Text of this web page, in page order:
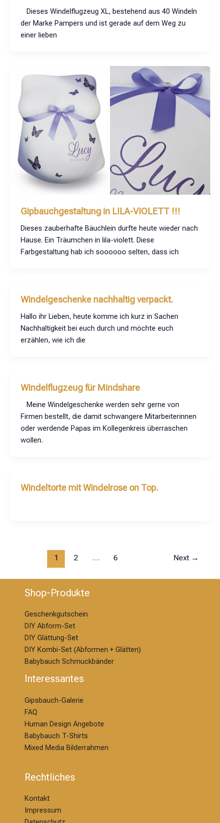
Dieses Windelflugzeug XL, bestehend aus 40 Windeln
der Marke Pampers und ist gerade auf dem Weg zu
einer lieben
Gipbauchgestaltung in LILA-VIOLETT !!!
Dieses zauberhafte Bäuchlein durfte heute wieder nach
Hause. Ein Träumchen in lila-violett. Diese
Farbgestaltung hab ich soooooo selten, dass ich
Windelgeschenke nachhaltig verpackt.
Hallo ihr Lieben, heute komme ich kurz in Sachen
Nachhaltigkeit bei euch durch und möchte euch
erzählen, wie ich die
Windelflugzeug für Mindshare
Meine Windelgeschenke werden sehr gerne von
Firmen bestellt, die damit schwangere Mitarbeiterinnen
oder werdende Papas im Kollegenkreis überraschen
wollen.
Windeltorte mit Windelrose on Top.
1 2 … 6 Next →
Shop-Produkte
Geschenkgutschein
DIY Abform-Set
DIY Glättung-Set
DIY Kombi-Set (Abformen + Glätten)
Babybauch Schmuckbänder
Interessantes
Gipsbauch-Galerie
FAQ
Human Design Angebote
Babybauch T-Shirts
Mixed Media Bilderrahmen
Rechtliches
Kontakt
Impressum